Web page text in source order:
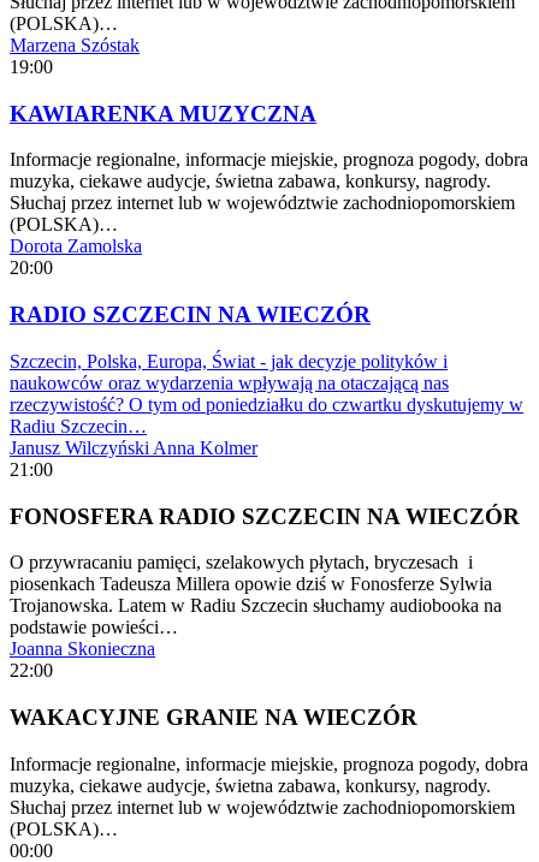
(POLSKA)…
Marzena Szóstak
19:00
KAWIARENKA MUZYCZNA
Informacje regionalne, informacje miejskie, prognoza pogody, dobra
muzyka, ciekawe audycje, świetna zabawa, konkursy, nagrody.
Słuchaj przez internet lub w województwie zachodniopomorskiem
(POLSKA)…
Dorota Zamolska
20:00
RADIO SZCZECIN NA WIECZÓR
Szczecin, Polska, Europa, Świat - jak decyzje polityków i
naukowców oraz wydarzenia wpływają na otaczającą nas
rzeczywistość? O tym od poniedziałku do czwartku dyskutujemy w
Radiu Szczecin…
Janusz Wilczyński Anna Kolmer
21:00
FONOSFERA RADIO SZCZECIN NA WIECZÓR
O przywracaniu pamięci, szelakowych płytach, bryczesach i
piosenkach Tadeusza Millera opowie dziś w Fonosferze Sylwia
Trojanowska. Latem w Radiu Szczecin słuchamy audiobooka na
podstawie powieści…
Joanna Skonieczna
22:00
WAKACYJNE GRANIE NA WIECZÓR
Informacje regionalne, informacje miejskie, prognoza pogody, dobra
muzyka, ciekawe audycje, świetna zabawa, konkursy, nagrody.
Słuchaj przez internet lub w województwie zachodniopomorskiem
(POLSKA)…
00:00